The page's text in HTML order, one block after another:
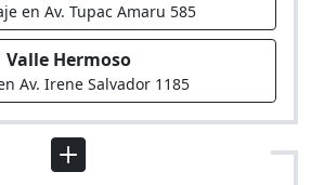
en Av. Tupac Amaru 585
Valle Hermoso
Av. Irene Salvador 1185